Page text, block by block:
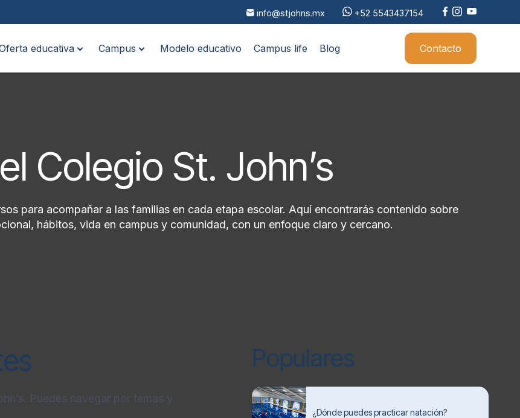
info@stjohns.mx +52 5543437154
educativa Campus Modelo educativo Campus life Blog Contacto
Colegio St. John’s
para acompañar a las familias en cada etapa escolar. Aquí encontrarás contenido sobre
hábitos, vida en campus y comunidad, con un enfoque claro y cercano.
Puedes navegar por temas y
Populares
¿Dónde puedes practicar natación?